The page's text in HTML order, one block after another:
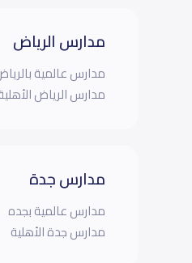
مدارس الرياض
مدارس عالمية
مدارس الرياض
مدارس جدة
مدارس عالمية بجده
مدارس جدة الأهلية